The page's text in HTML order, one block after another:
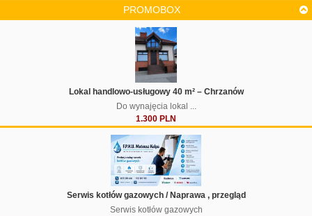
PROMOBOX
Lokal handlowo-usługowy 40 m² – Chrzanów
Do wynajęcia lokal ...
1.300 PLN
Serwis kotłów gazowych / Naprawa , przegląd
Serwis kotłów gazowych